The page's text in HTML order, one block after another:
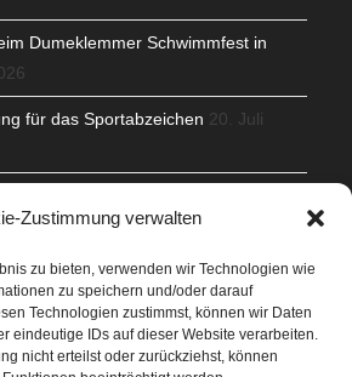
Zustimmung verwalten
zu bieten, verwenden wir Technologien wie
zu speichern und/oder darauf
Technologien zustimmst, können wir Daten
eindeutige IDs auf dieser Website verarbeiten.
nicht erteilst oder zurückziehst, können
Dumeklemmer Schwimmfest in
für das Sportabzeichen 20. Juli